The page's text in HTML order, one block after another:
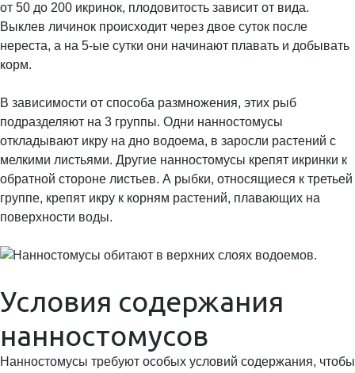
от 50 до 200 икринок, плодовитость зависит от вида.
Выклев личинок происходит через двое суток после
нереста, а на 5-ые сутки они начинают плавать и добывать
корм.
В зависимости от способа размножения, этих рыб
подразделяют на 3 группы. Одни нанностомусы
откладывают икру на дно водоема, в заросли растений с
мелкими листьями. Другие нанностомусы крепят икринки к
обратной стороне листьев. А рыбки, относящиеся к третьей
группе, крепят икру к корням растений, плавающих на
поверхности воды.
Условия содержания
нанностомусов
Нанностомусы требуют особых условий содержания, чтобы